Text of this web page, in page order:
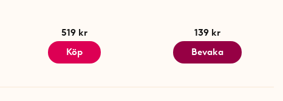
519 kr
Köp
139 kr
Bevaka